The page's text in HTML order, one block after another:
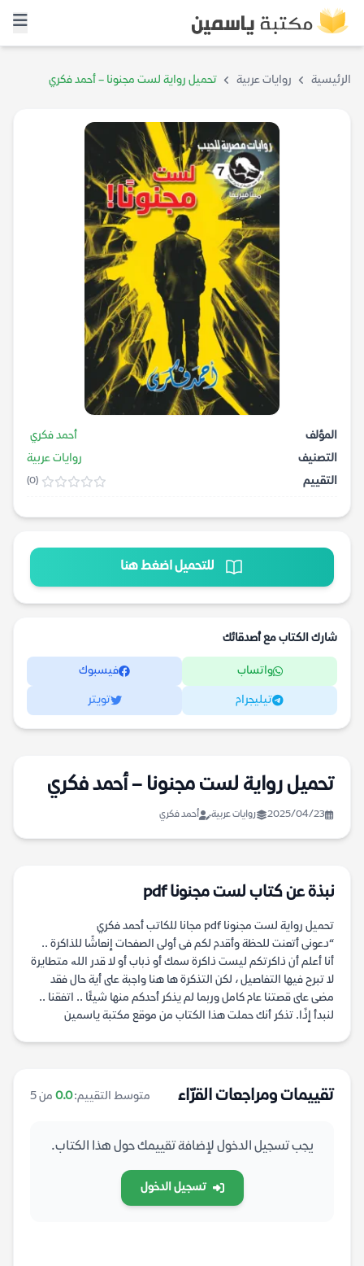
الرئيسية روايات عربية تحميل رواية لست مجنونا – أحمد فكري
المؤلف
أحمد فكري
التصنيف
روايات عربية
التقييم
(0)
للتحميل اضغط هنا
شارك الكتاب مع أصدقائك
واتساب فيسبوك
تيليجرام تويتر
تحميل رواية لست مجنونا – أحمد فكري
2025/04/23 روايات عربية أحمد فكري
نبذة عن كتاب لست مجنونا pdf
تحميل رواية لست مجنونا pdf مجانا للكاتب أحمد فكري
“دعونى أتعنت للحظة وأقدم لكم فى أولى الصفحات إنعاشًا للذاكرة ..
أنا أعلم أن ذاكرتكم ليست ذاكرة سمك أو ذباب أو لا قدر اللە متطايرة
لا تبرح فيها التفاصيل ، لكن التذكرة ها هنا واجبة على أية حال فقد
مضى على قصتنا عام كامل وربما لم يذكر أحدكم منها شيئًا .. اتفقنا ..
لنبدأ إذًا. تذكر أنك حملت هذا الكتاب من موقع مكتبة ياسمين
تقييمات ومراجعات القرّاء متوسط التقييم:0.0 من 5
يجب تسجيل الدخول لإضافة تقييمك حول هذا الكتاب.
تسجيل الدخول